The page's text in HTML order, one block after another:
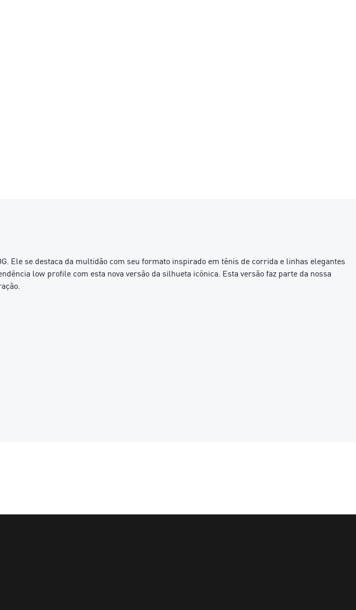
Ele se destaca da multidão com seu formato inspirado em tênis de corrida e linhas elegantes
low profile com esta nova versão da silhueta icônica. Esta versão faz parte da nossa